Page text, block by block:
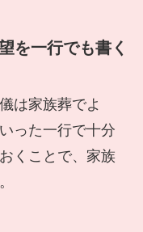
を一行でも書く
は家族葬でよ
った一行で十分
くことで、家族